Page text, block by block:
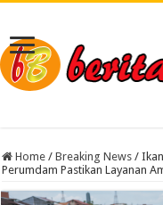
Home / Breaking News /
Perumdam Pastikan Layanan